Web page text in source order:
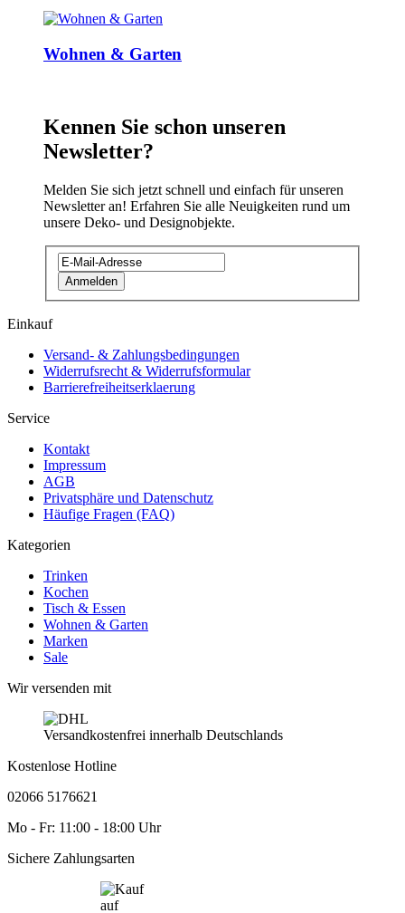
Wohnen & Garten
Kennen Sie schon unseren
Newsletter?
Melden Sie sich jetzt schnell und einfach für unseren
Newsletter an! Erfahren Sie alle Neuigkeiten rund um
unsere Deko- und Designobjekte.
Anmelden
Einkauf
Versand- & Zahlungsbedingungen
Widerrufsrecht & Widerrufsformular
Barrierefreiheitserklaerung
Service
Kontakt
Impressum
AGB
Privatsphäre und Datenschutz
Häufige Fragen (FAQ)
Kategorien
Trinken
Kochen
Tisch & Essen
Wohnen & Garten
Marken
Sale
Wir versenden mit
Versandkostenfrei innerhalb Deutschlands
Kostenlose Hotline
02066 5176621
Mo - Fr: 11:00 - 18:00 Uhr
Sichere Zahlungsarten